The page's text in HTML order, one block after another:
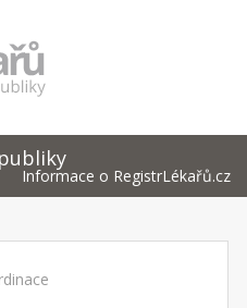
Informace o RegistrLékařů.cz